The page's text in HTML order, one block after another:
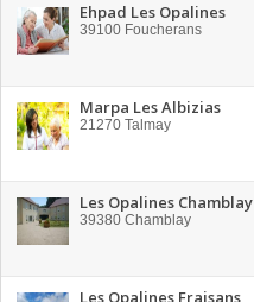
Ehpad Les Opalines
39100 Foucherans
Marpa Les Albizias
21270 Talmay
Les Opalines Chamblay
39380 Chamblay
Les Opalines Fraisans